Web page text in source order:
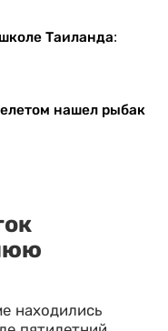
Таиланда:
нашел рыбак
находились